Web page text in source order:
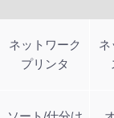
ネットワーク
プリンタ
ネ